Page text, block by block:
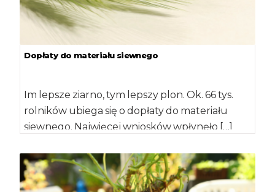
Dopłaty do materiału siewnego
Im lepsze ziarno, tym lepszy plon. Ok. 66 tys.
rolników ubiega się o dopłaty do materiału
siewnego. Najwięcej wniosków wpłynęło […]